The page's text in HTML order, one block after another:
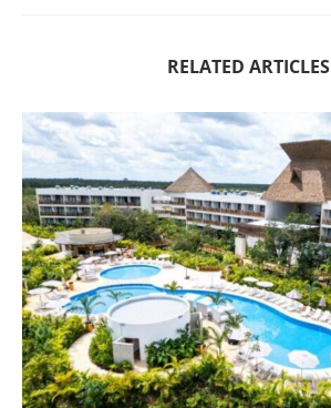
RELATED ARTICLES